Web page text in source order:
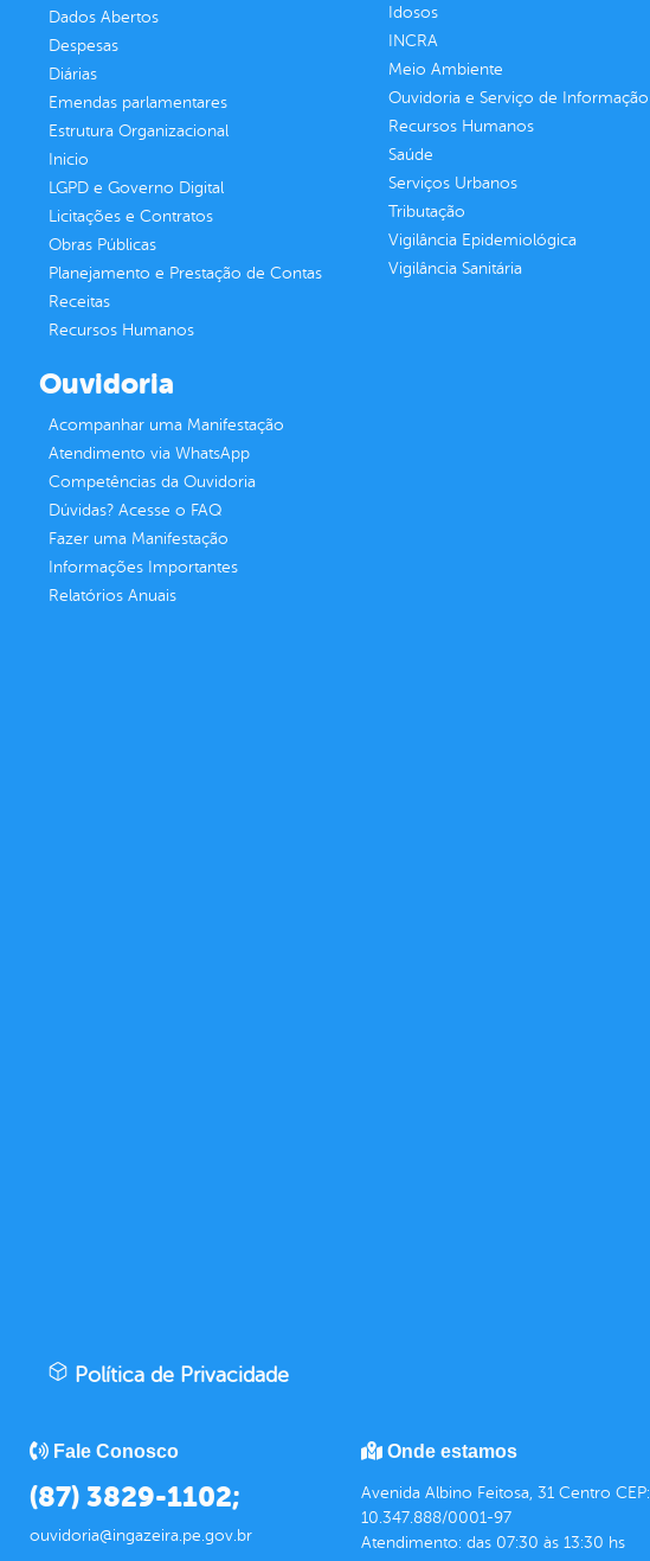
Dados Abertos
Despesas
Diárias
Emendas parlamentares
Estrutura Organizacional
Inicio
LGPD e Governo Digital
Licitações e Contratos
Obras Públicas
Planejamento e Prestação de Contas
Receitas
Recursos Humanos
Idosos
INCRA
Meio Ambiente
Ouvidoria e Serviço de Informação
Recursos Humanos
Saúde
Serviços Urbanos
Tributação
Vigilância Epidemiológica
Vigilância Sanitária
Ouvidoria
Acompanhar uma Manifestação
Atendimento via WhatsApp
Competências da Ouvidoria
Dúvidas? Acesse o FAQ
Fazer uma Manifestação
Informações Importantes
Relatórios Anuais
Política de Privacidade
Fale Conosco
(87) 3829-1102;
ouvidoria@ingazeira.pe.gov.br
Onde estamos
Avenida Albino Feitosa, 31 Centro
10.347.888/0001-97
Atendimento: das 07:30 às 13:30 hs